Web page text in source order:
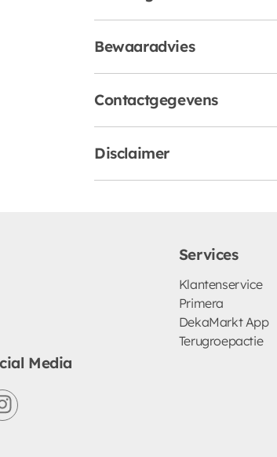
Bewaaradvies
Contactgegevens
Disclaimer
Services
Klantenservice
Primera
DekaMarkt App
Terugroepactie
Media
instagram